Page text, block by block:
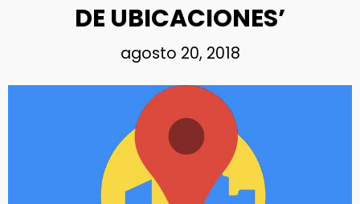
DE UBICACIONES’
agosto 20, 2018